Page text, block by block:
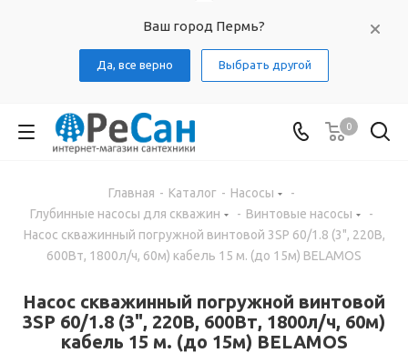
Ваш город Пермь?
Да, все верно Выбрать другой
0
Главная - Каталог - Насосы
-
Глубинные насосы для скважин
- Винтовые насосы
-
Насос скважинный погружной винтовой 3SP 60/1.8 (3", 220В,
600Вт, 1800л/ч, 60м) кабель 15 м. (до 15м) BELAMOS
Насос скважинный погружной винтовой
3SP 60/1.8 (3", 220В, 600Вт, 1800л/ч, 60м)
кабель 15 м. (до 15м) BELAMOS